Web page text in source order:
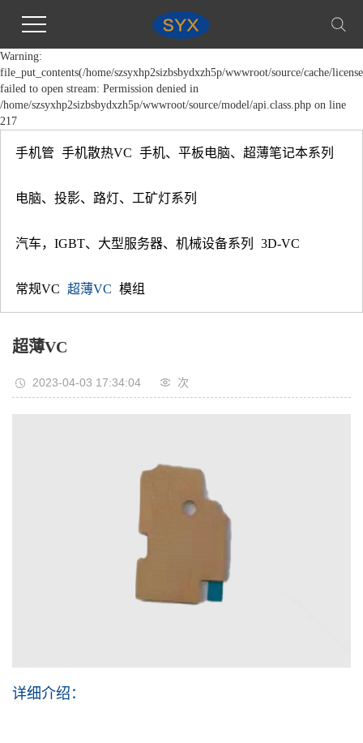
Warning:
file_put_contents(/home/szsyxhp2sizbsbydxzh5p/wwwroot/source/cache/
failed to open stream: Permission denied in
/home/szsyxhp2sizbsbydxzh5p/wwwroot/source/model/api.class.php on line
217
手机管 手机散热VC 手机、平板电脑、超薄笔记本系列
电脑、投影、路灯、工矿灯系列
汽车，IGBT、大型服务器、机械设备系列 3D-VC
常规VC 超薄VC 模组
超薄VC
2023-04-03 17:34:04 次
详细介绍：